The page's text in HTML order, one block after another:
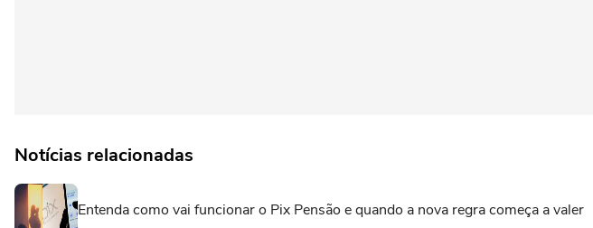
Notícias relacionadas
Entenda como vai funcionar o Pix Pensão e quando a nova regra começa a valer